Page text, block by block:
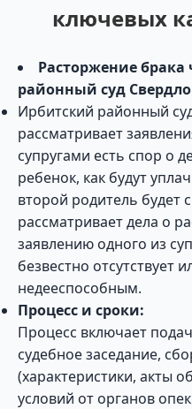
ключевых
Расторжение брака
районный суд
Ирбитский районный
рассматривает
супругами есть спор о
ребенок, как будут
второй родитель будет
рассматривает дела о
заявлению одного из
безвестно отсутствует
недееспособным.
Процесс и сроки:
Процесс включает
судебное заседание,
(характеристики, акты
условий от органов